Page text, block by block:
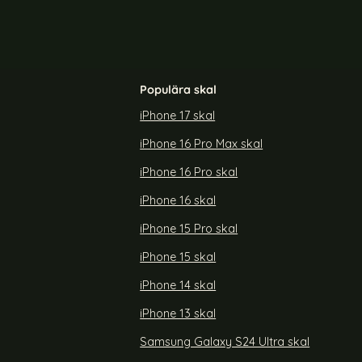
1.4
DisplayPort 1.4 Kabel UltraBoost (Svart)
Tech-Protect 1.8m 8K 60Hz USB-C-
DisplayPort 1.4 Kabel UltraBoost (Svart)
Art. nr 238113
rea pris
269 kr
Tech-Protect 1.8m 8K 60Hz USB-C-
Populära skal
iPhone 17 skal
iPhone 16 Pro Max skal
iPhone 16 Pro skal
iPhone 16 skal
iPhone 15 Pro skal
iPhone 15 skal
iPhone 14 skal
iPhone 13 skal
Samsung Galaxy S24 Ultra skal